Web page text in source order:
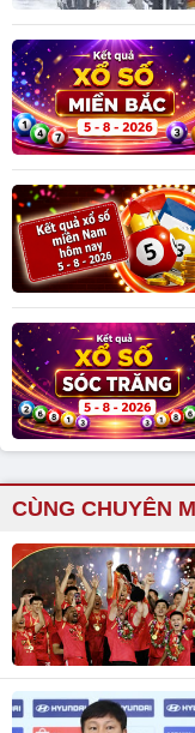
CÙNG CHUYÊN